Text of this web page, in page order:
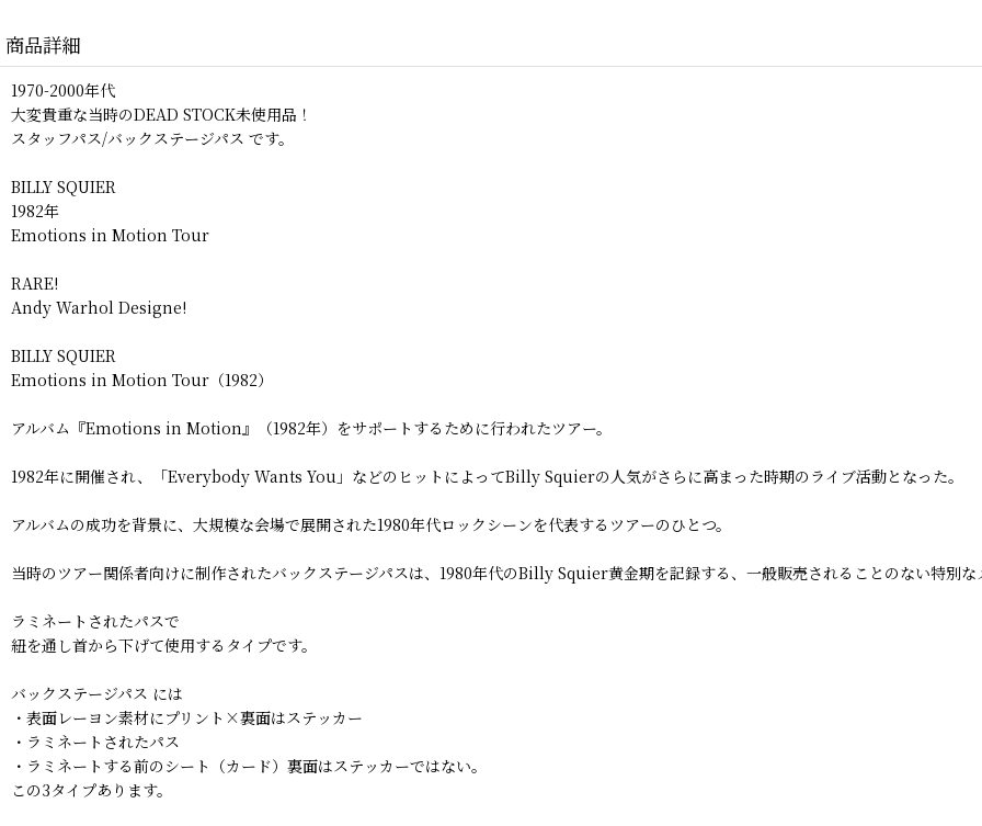
商品詳細
1970-2000年代
大変貴重な当時のDEAD STOCK未使用品！
スタッフパス/バックステージパス です。
BILLY SQUIER
1982年
Emotions in Motion Tour
RARE!
Andy Warhol Designe!
BILLY SQUIER
Emotions in Motion Tour（1982）
アルバム『Emotions in Motion』（1982年）をサポートするために行われたツアー。
1982年に開催され、「Everybody Wants You」などのヒットによってBilly Squierの人気がさらに高まった時期のライブ活動となった。
アルバムの成功を背景に、大規模な会場で展開された1980年代ロックシーンを代表するツアーのひとつ。
当時のツアー関係者向けに制作されたバックステージパスは、1980年代のBilly Squier黄金期を記録する、一般販売されることのない特別な
ラミネートされたパスで
紐を通し首から下げて使用するタイプです。
バックステージパス には
・表面レーヨン素材にプリント×裏面はステッカー
・ラミネートされたパス
・ラミネートする前のシート（カード）裏面はステッカーではない。
この3タイプあります。